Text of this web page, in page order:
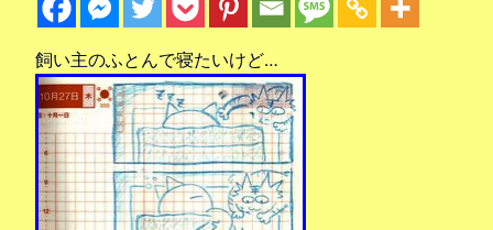
飼い主のふとんで寝たいけど…